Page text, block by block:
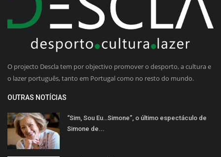
O projecto Descla tem por objectivo promover o desporto, a cultura e
o lazer português, tanto em Portugal como no resto do mundo.
OUTRAS NOTÍCIAS
“Sim, Sou Eu…Simone”, o último espectáculo de
Simone de...